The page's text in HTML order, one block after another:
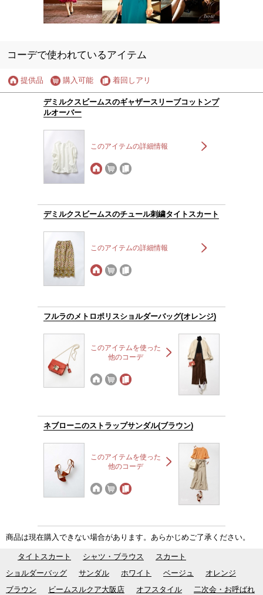
コーデで使われているアイテム
提供品 購入可能 着回しアリ
デミルクスビームスのギャザースリーブコットンプ
ルオーバー
このアイテムの詳細情報
デミルクスビームスのチュール刺繍タイトスカート
このアイテムの詳細情報
フルラのメトロポリスショルダーバッグ(オレンジ)
このアイテムを使った
他のコーデ
ネブローニのストラップサンダル(ブラウン)
このアイテムを使った
他のコーデ
商品は現在購入できない場合があります。あらかじめご了承ください。
タイトスカート シャツ・ブラウス
スカート
ショルダーバッグ
サンダル ホワイト ベージュ
オレンジ
ブラウン
ビームスルクア大阪店 オフスタイル
二次会・お呼ばれ